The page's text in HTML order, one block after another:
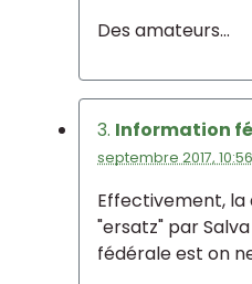
Des amateurs...
3. Information
septembre 2017, 10:56
Effectivement, la
"ersatz" par
fédérale est on